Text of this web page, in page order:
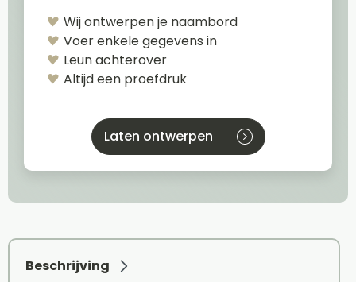
Wij ontwerpen je naambord
Voer enkele gegevens in
Leun achterover
Altijd een proefdruk
Laten ontwerpen
Beschrijving